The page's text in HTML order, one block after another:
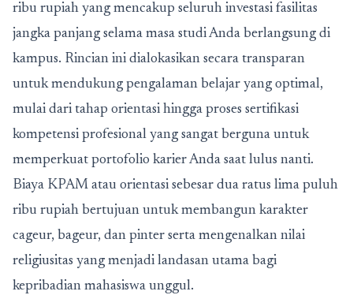
ribu rupiah yang mencakup seluruh investasi fasilitas
jangka panjang selama masa studi Anda berlangsung di
kampus. Rincian ini dialokasikan secara transparan
untuk mendukung pengalaman belajar yang optimal,
mulai dari tahap orientasi hingga proses sertifikasi
kompetensi profesional yang sangat berguna untuk
memperkuat portofolio karier Anda saat lulus nanti.
Biaya KPAM atau orientasi sebesar dua ratus lima puluh
ribu rupiah bertujuan untuk membangun karakter
cageur, bageur, dan pinter serta mengenalkan nilai
religiusitas yang menjadi landasan utama bagi
kepribadian mahasiswa unggul.